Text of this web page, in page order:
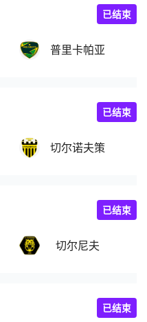
普里卡帕亚
已结束
切尔诺夫策
已结束
切尔尼夫
已结束
已结束